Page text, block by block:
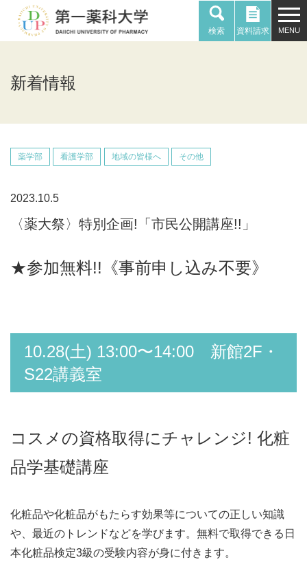
検索 資料請求
新着情報
薬学部 看護学部 地域の皆様へ その他
2023.10.5
〈薬大祭〉特別企画!「市民公開講座!!」
★参加無料!!《事前申し込み不要》
10.28(土) 13:00〜14:00 新館2F・
S22講義室
コスメの資格取得にチャレンジ! 化粧
品学基礎講座
化粧品や化粧品がもたらす効果等についての正しい知識
や、最近のトレンドなどを学びます。無料で取得できる日
本化粧品検定3級の受験内容が身に付きます。